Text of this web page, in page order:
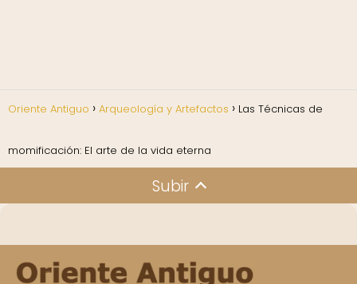
Oriente Antiguo Arqueología y Artefactos Las Técnicas de
momificación: El arte de la vida eterna
Subir